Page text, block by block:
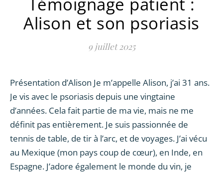
Alison et son psoriasis
9 juillet 2025
Présentation d’Alison Je m’appelle Alison, j’ai 31 ans.
Je vis avec le psoriasis depuis une vingtaine
d’années. Cela fait partie de ma vie, mais ne me
définit pas entièrement. Je suis passionnée de
tennis de table, de tir à l’arc, et de voyages. J’ai vécu
au Mexique (mon pays coup de cœur), en Inde, en
Espagne. J’adore également le monde du vin, je